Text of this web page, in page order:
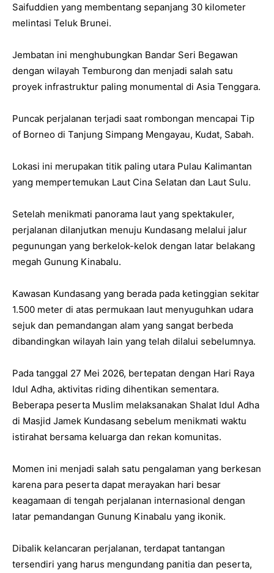
Saifuddien yang membentang sepanjang 30 kilometer
melintasi Teluk Brunei.
Jembatan ini menghubungkan Bandar Seri Begawan
dengan wilayah Temburong dan menjadi salah satu
proyek infrastruktur paling monumental di Asia Tenggara.
Puncak perjalanan terjadi saat rombongan mencapai Tip
of Borneo di Tanjung Simpang Mengayau, Kudat, Sabah.
Lokasi ini merupakan titik paling utara Pulau Kalimantan
yang mempertemukan Laut Cina Selatan dan Laut Sulu.
Setelah menikmati panorama laut yang spektakuler,
perjalanan dilanjutkan menuju Kundasang melalui jalur
pegunungan yang berkelok-kelok dengan latar belakang
megah Gunung Kinabalu.
Kawasan Kundasang yang berada pada ketinggian sekitar
1.500 meter di atas permukaan laut menyuguhkan udara
sejuk dan pemandangan alam yang sangat berbeda
dibandingkan wilayah lain yang telah dilalui sebelumnya.
Pada tanggal 27 Mei 2026, bertepatan dengan Hari Raya
Idul Adha, aktivitas riding dihentikan sementara.
Beberapa peserta Muslim melaksanakan Shalat Idul Adha
di Masjid Jamek Kundasang sebelum menikmati waktu
istirahat bersama keluarga dan rekan komunitas.
Momen ini menjadi salah satu pengalaman yang berkesan
karena para peserta dapat merayakan hari besar
keagamaan di tengah perjalanan internasional dengan
latar pemandangan Gunung Kinabalu yang ikonik.
Dibalik kelancaran perjalanan, terdapat tantangan
tersendiri yang harus mengundang panitia dan peserta,